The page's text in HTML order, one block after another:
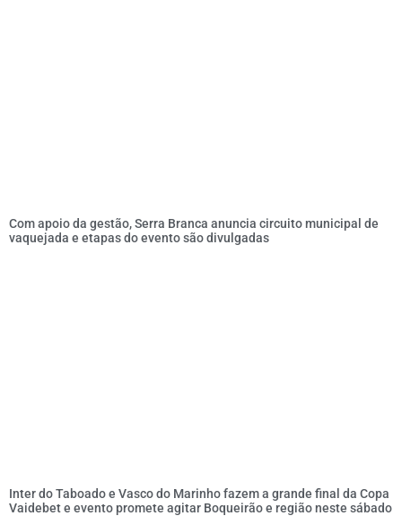
Com apoio da gestão, Serra Branca anuncia circuito municipal de
vaquejada e etapas do evento são divulgadas
Inter do Taboado e Vasco do Marinho fazem a grande final da Copa
Vaidebet e evento promete agitar Boqueirão e região neste sábado